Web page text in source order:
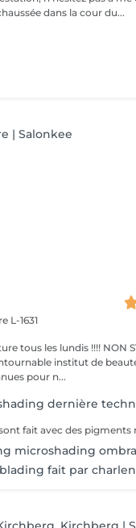
dans la cour du...
L-1631
tous les lundis !!!! NON
pour n...
dernière
microshading
fait par